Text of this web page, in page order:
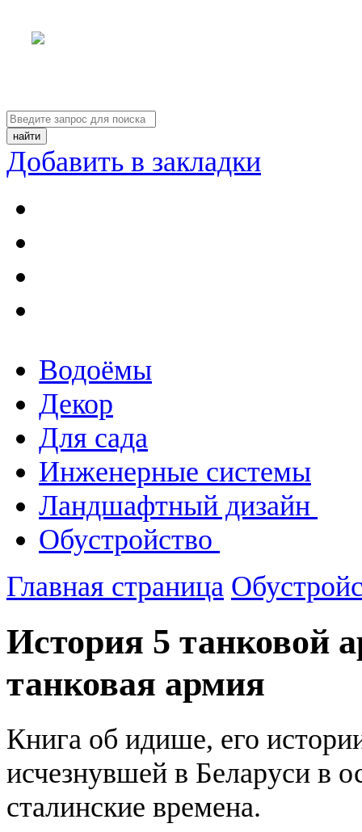
Добавить в закладки
Водоёмы
Декор
Для сада
Инженерные системы
Ландшафтный дизайн
Обустройство
Главная страница
История 5 танковой
танковая армия
Книга об идише, его
исчезнувшей в Беларуси в
сталинские времена.